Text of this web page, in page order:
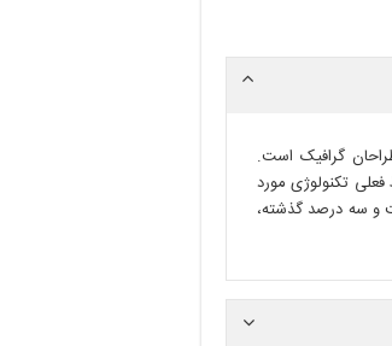
گرافیک است.
تکنولوژی مورد
و سه درصد گذشته،